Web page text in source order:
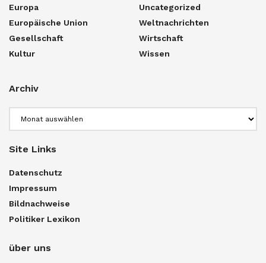
Europa
Europäische Union
Gesellschaft
Kultur
Uncategorized
Weltnachrichten
Wirtschaft
Wissen
Archiv
Site Links
Datenschutz
Impressum
Bildnachweise
Politiker Lexikon
über uns